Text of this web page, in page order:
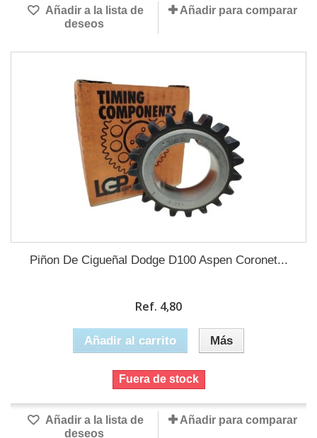
Añadir a la lista de
deseos
Añadir para comparar
Piñon De Cigueñal Dodge D100 Aspen Coronet...
Ref. 4,80
Añadir al carrito Más
Fuera de stock
Añadir a la lista de
deseos
Añadir para comparar